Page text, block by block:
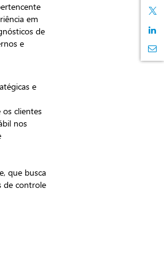
em
de
e
e
os clientes
nos
que busca
de controle